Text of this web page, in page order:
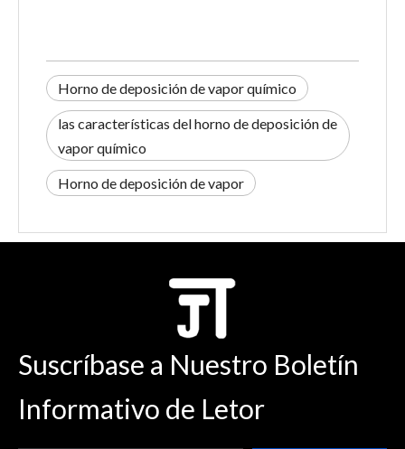
Horno de deposición de vapor químico
las características del horno de deposición de
vapor químico
Horno de deposición de vapor
Suscríbase a Nuestro Boletín
Informativo de Letor